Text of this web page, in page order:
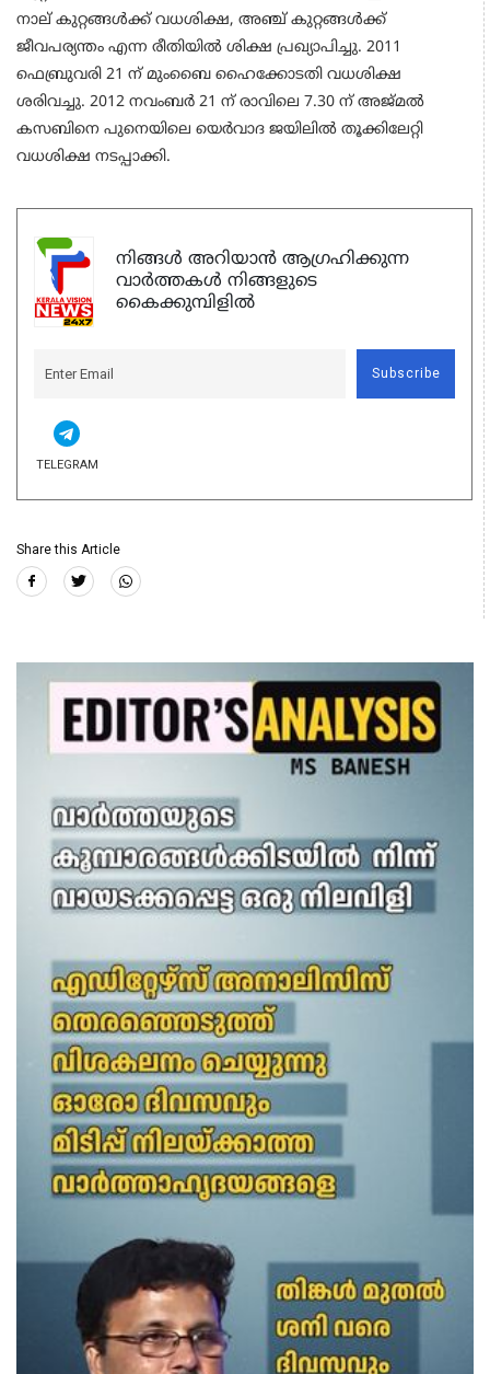
നാല് കുറ്റങ്ങള്‍ക്ക് വധശിക്ഷ, അഞ്ച് കുറ്റങ്ങള്‍ക്ക്
ജീവപര്യന്തം എന്ന രീതിയില്‍ ശിക്ഷ പ്രഖ്യാപിച്ചു. 2011
ഫെബ്രുവരി 21 ന് മുംബൈ ഹൈക്കോടതി വധശിക്ഷ
ശരിവച്ചു. 2012 നവംബര്‍ 21 ന് രാവിലെ 7.30 ന് അജ്മല്‍
കസബിനെ പുനെയിലെ യെര്‍വാദ ജയിലില്‍ തൂക്കിലേറ്റി
വധശിക്ഷ നടപ്പാക്കി.
നിങ്ങൾ അറിയാൻ ആഗ്രഹിക്കുന്ന
വാർത്തകൾ നിങ്ങളുടെ
കൈക്കുമ്പിളിൽ
Subscribe
TELEGRAM
Share this Article